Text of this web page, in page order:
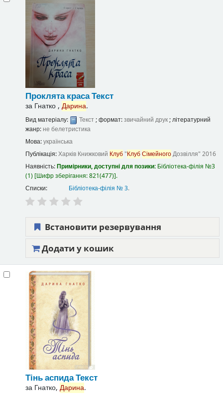
Проклята красаТекст
за Гнатко , Дарина.
Вид матеріалу: Текст; формат:звичайний друк; літературний
жанр: не белетристика
Мова:українська
Публікація:Харків Книжковий Клуб"КлубСімейногоДозвілля" 2016
Наявність:Примірники, доступні для позики: Бібліотека-філія №3
(1) Шифр зберігання:821(477) .
Списки:
Бібліотека-філія № 3.
Встановити резервування
Додати у кошик
Тінь аспидаТекст
за Гнатко, Дарина.